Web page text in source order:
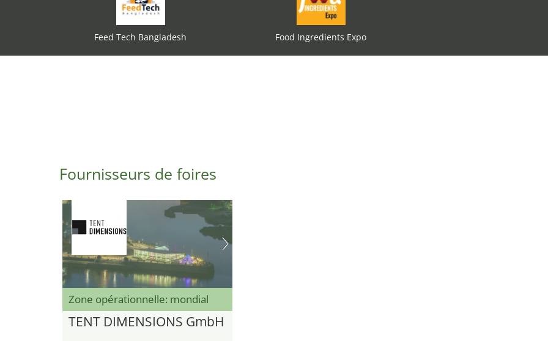
Feed Tech Bangladesh Food Ingredients Expo
Fournisseurs de foires
Zone opérationnelle: mondial
TENT DIMENSIONS GmbH